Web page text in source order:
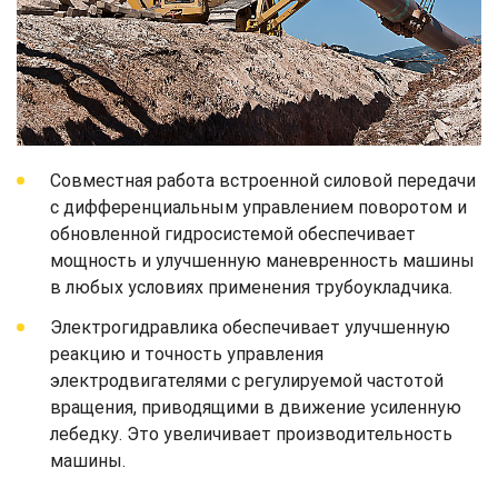
Совместная работа встроенной силовой передачи
с дифференциальным управлением поворотом и
обновленной гидросистемой обеспечивает
мощность и улучшенную маневренность машины
в любых условиях применения трубоукладчика.
Электрогидравлика обеспечивает улучшенную
реакцию и точность управления
электродвигателями с регулируемой частотой
вращения, приводящими в движение усиленную
лебедку. Это увеличивает производительность
машины.